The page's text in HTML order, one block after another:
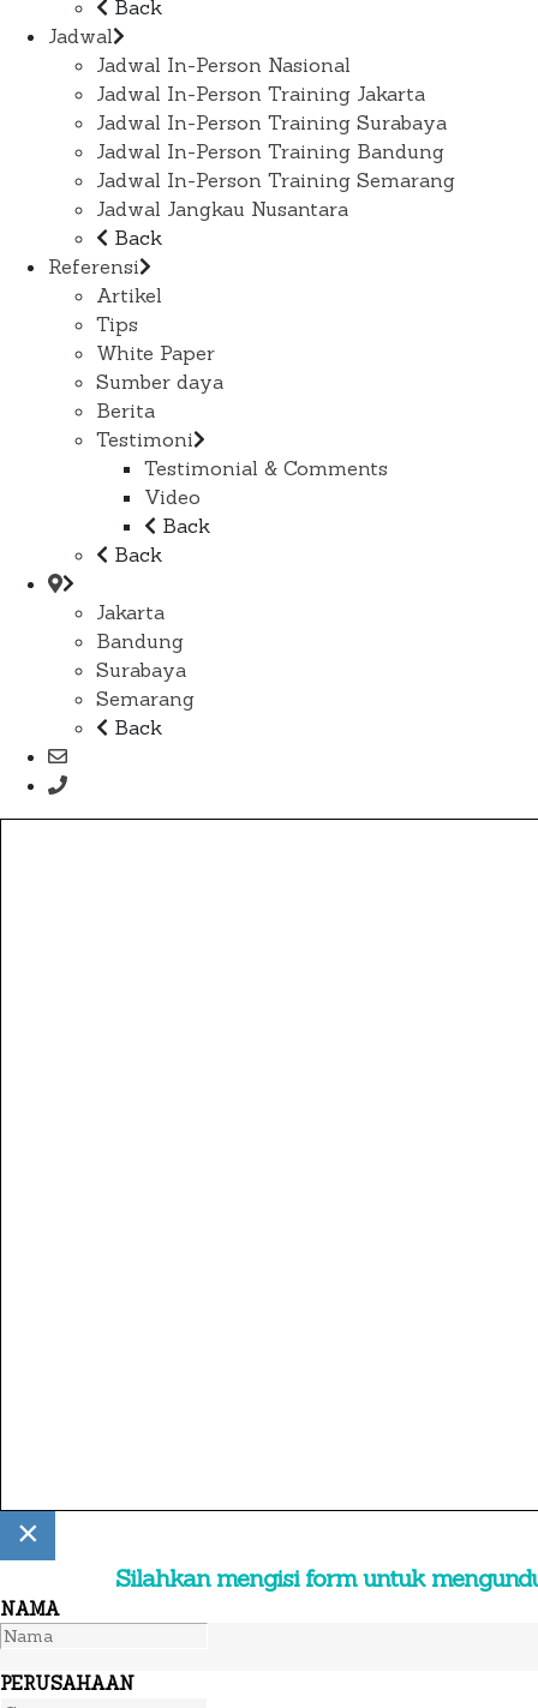
Back
Jadwal
Jadwal In-Person Nasional
Jadwal In-Person Training Jakarta
Jadwal In-Person Training Surabaya
Jadwal In-Person Training Bandung
Jadwal In-Person Training Semarang
Jadwal Jangkau Nusantara
Back
Referensi
Artikel
Tips
White Paper
Sumber daya
Berita
Testimoni
Testimonial & Comments
Video
Back
Back
Jakarta
Bandung
Surabaya
Semarang
Back
×
Silahkan mengisi form untuk
NAMA
PERUSAHAAN